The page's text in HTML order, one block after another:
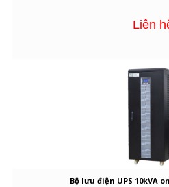
Liên
Bộ lưu điện UPS 10kVA